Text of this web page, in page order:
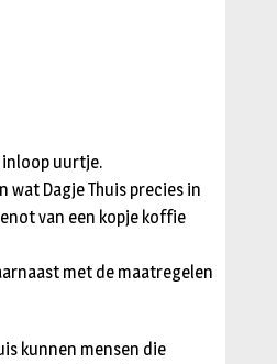
inloop uurtje.
wat Dagje Thuis precies in
van een kopje koffie
met de maatregelen
kunnen mensen die